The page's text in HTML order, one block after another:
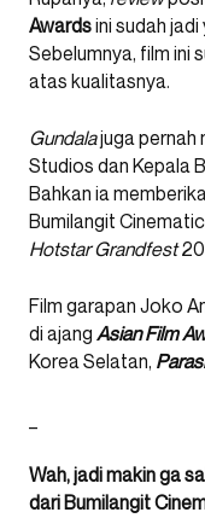
Awardsini sudah
Sebelumnya, film ini
atas kualitasnya.
Gundalajuga pernah
Studios dan Kepala
Bahkan ia
Bumilangit
Hotstar Grandfest
Film garapan Joko
di ajang Asian Film
Korea Selatan,
Wah, jadi makin ga
dari Bumilangit